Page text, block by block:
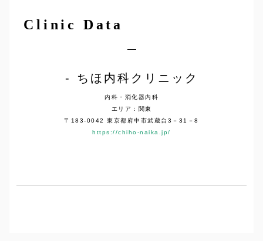
Clinic Data
ちほ内科クリニック
内科・消化器内科
エリア：関東
〒183-0042 東京都府中市武蔵台3－31－8
https://chiho-naika.jp/